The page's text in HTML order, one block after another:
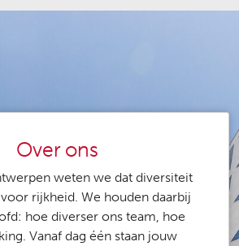
Over ons
weten we dat diversiteit
rijkheid. We houden daarbij
hoe diverser ons team, hoe
Vanaf dag één staan jouw